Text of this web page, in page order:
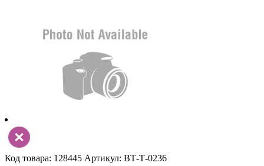
Код товара: 128445 Артикул: ВТ-Т-0236